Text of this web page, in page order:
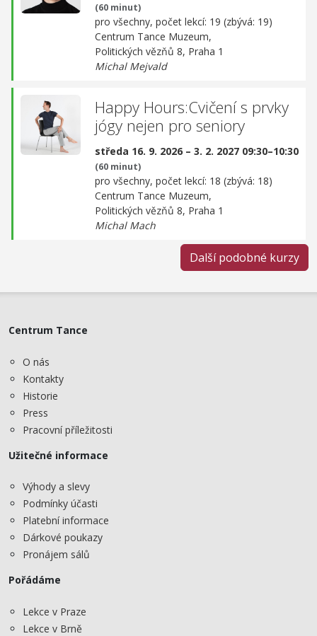
(60 minut)
pro všechny, počet lekcí: 19 (zbývá: 19)
Centrum Tance Muzeum,
Politických vězňů 8, Praha 1
Michal Mejvald
Happy Hours:Cvičení s prvky
jógy nejen pro seniory
středa 16. 9. 2026 – 3. 2. 2027 09:30–10:30
(60 minut)
pro všechny, počet lekcí: 18 (zbývá: 18)
Centrum Tance Muzeum,
Politických vězňů 8, Praha 1
Michal Mach
Další podobné kurzy
Centrum Tance
O nás
Kontakty
Historie
Press
Pracovní příležitosti
Užitečné informace
Výhody a slevy
Podmínky účasti
Platební informace
Dárkové poukazy
Pronájem sálů
Pořádáme
Lekce v Praze
Lekce v Brně